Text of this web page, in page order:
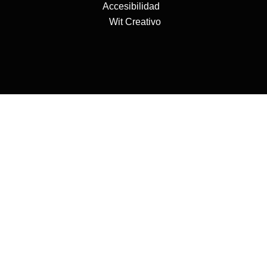
Accesibilidad
Wit Creativo